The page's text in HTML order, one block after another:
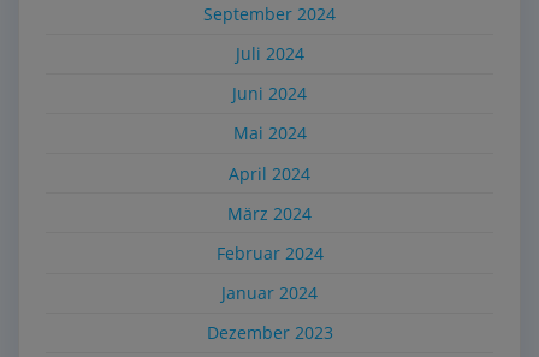
September 2024
Juli 2024
Juni 2024
Mai 2024
April 2024
März 2024
Februar 2024
Januar 2024
Dezember 2023